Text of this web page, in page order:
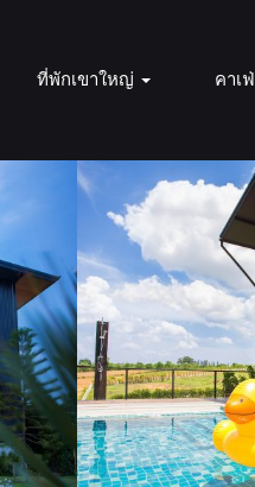
ที่พักเขาใหญ่ คาเฟ่